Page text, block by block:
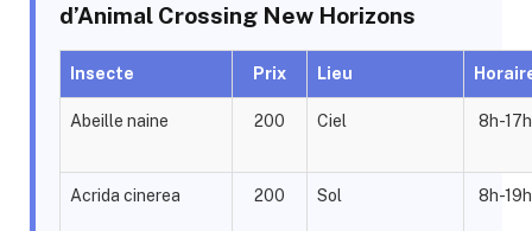
d’Animal Crossing New Horizons
Insecte Prix Lieu
Abeille naine 200 Ciel 8h-17h
Acrida cinerea 200 Sol 8h-19h